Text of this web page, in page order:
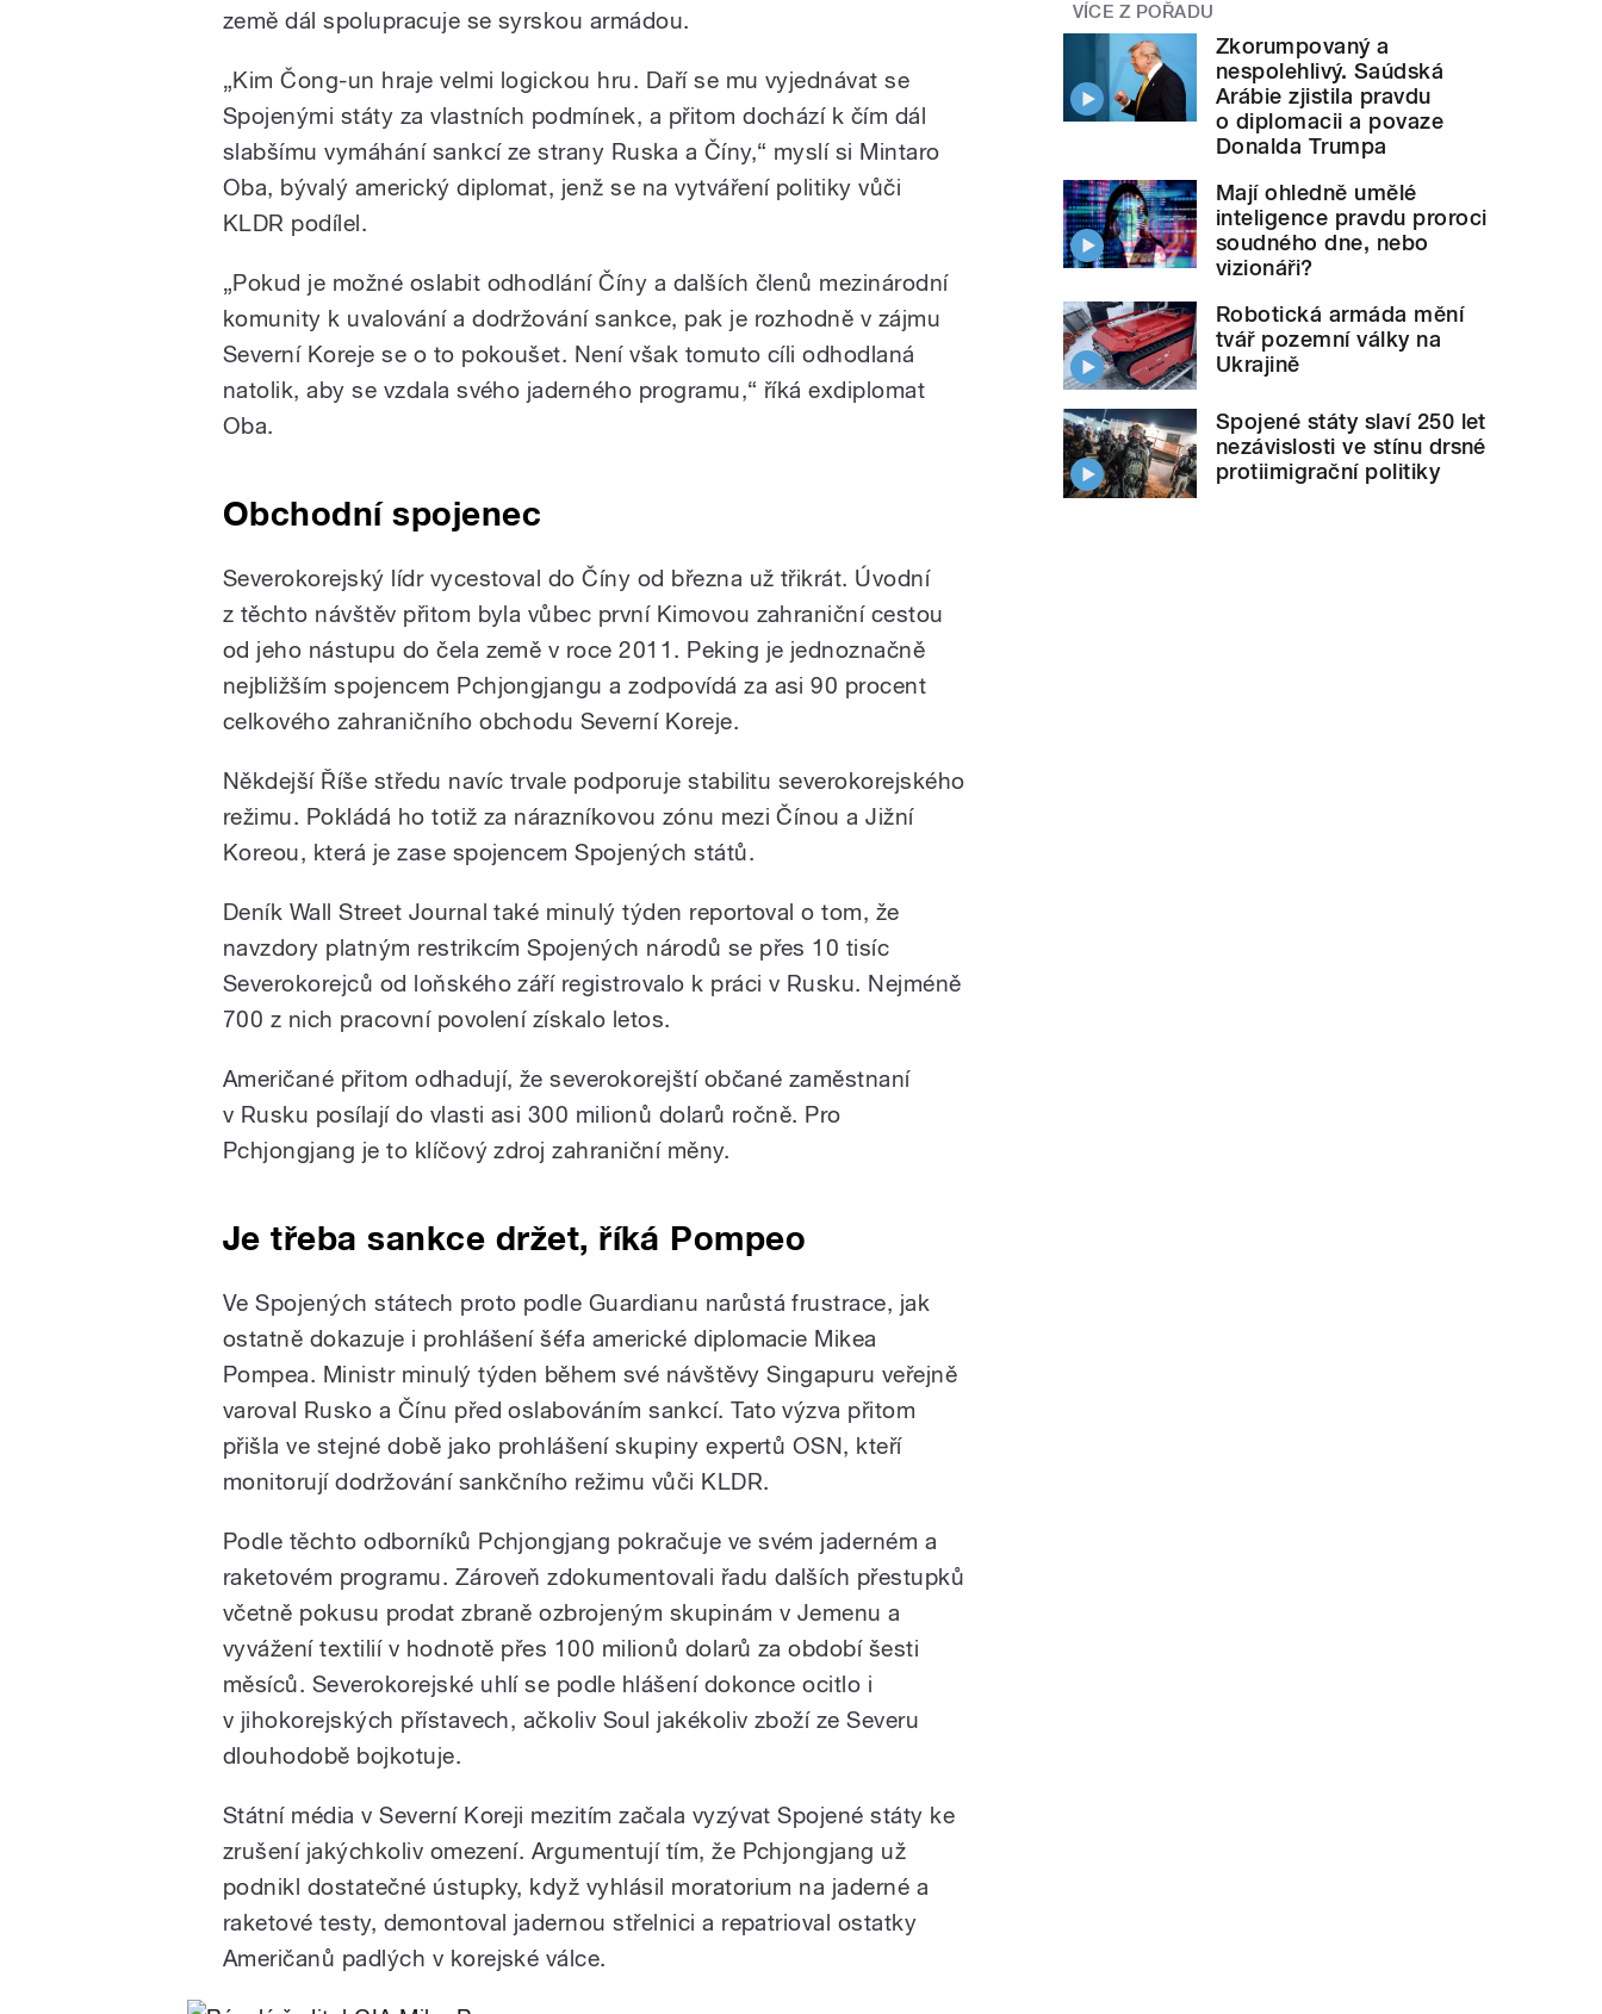
země dál spolupracuje se syrskou armádou.
„Kim Čong-un hraje velmi logickou hru. Daří se mu vyjednávat se
Spojenými státy za vlastních podmínek, a přitom dochází k čím dál
slabšímu vymáhání sankcí ze strany Ruska a Číny,“ myslí si Mintaro
Oba, bývalý americký diplomat, jenž se na vytváření politiky vůči
KLDR podílel.
„Pokud je možné oslabit odhodlání Číny a dalších členů mezinárodní
komunity k uvalování a dodržování sankce, pak je rozhodně v zájmu
Severní Koreje se o to pokoušet. Není však tomuto cíli odhodlaná
natolik, aby se vzdala svého jaderného programu,“ říká exdiplomat
Oba.
Obchodní spojenec
Severokorejský lídr vycestoval do Číny od března už třikrát. Úvodní
z těchto návštěv přitom byla vůbec první Kimovou zahraniční cestou
od jeho nástupu do čela země v roce 2011. Peking je jednoznačně
nejbližším spojencem Pchjongjangu a zodpovídá za asi 90 procent
celkového zahraničního obchodu Severní Koreje.
Někdejší Říše středu navíc trvale podporuje stabilitu severokorejského
režimu. Pokládá ho totiž za nárazníkovou zónu mezi Čínou a Jižní
Koreou, která je zase spojencem Spojených států.
Deník Wall Street Journal také minulý týden reportoval o tom, že
navzdory platným restrikcím Spojených národů se přes 10 tisíc
Severokorejců od loňského září registrovalo k práci v Rusku. Nejméně
700 z nich pracovní povolení získalo letos.
Američané přitom odhadují, že severokorejští občané zaměstnaní
v Rusku posílají do vlasti asi 300 milionů dolarů ročně. Pro
Pchjongjang je to klíčový zdroj zahraniční měny.
Je třeba sankce držet, říká Pompeo
Ve Spojených státech proto podle Guardianu narůstá frustrace, jak
ostatně dokazuje i prohlášení šéfa americké diplomacie Mikea
Pompea. Ministr minulý týden během své návštěvy Singapuru veřejně
varoval Rusko a Čínu před oslabováním sankcí. Tato výzva přitom
přišla ve stejné době jako prohlášení skupiny expertů OSN, kteří
monitorují dodržování sankčního režimu vůči KLDR.
Podle těchto odborníků Pchjongjang pokračuje ve svém jaderném a
raketovém programu. Zároveň zdokumentovali řadu dalších přestupků
včetně pokusu prodat zbraně ozbrojeným skupinám v Jemenu a
vyvážení textilií v hodnotě přes 100 milionů dolarů za období šesti
měsíců. Severokorejské uhlí se podle hlášení dokonce ocitlo i
v jihokorejských přístavech, ačkoliv Soul jakékoliv zboží ze Severu
dlouhodobě bojkotuje.
Státní média v Severní Koreji mezitím začala vyzývat Spojené státy ke
zrušení jakýchkoliv omezení. Argumentují tím, že Pchjongjang už
podnikl dostatečné ústupky, když vyhlásil moratorium na jaderné a
raketové testy, demontoval jadernou střelnici a repatrioval ostatky
Američanů padlých v korejské válce.
VÍCE Z POŘADU
Zkorumpovaný a
nespolehlivý. Saúdská
Arábie zjistila pravdu
o diplomacii a povaze
Donalda Trumpa
Mají ohledně umělé
inteligence pravdu proroci
soudného dne, nebo
vizionáři?
Robotická armáda mění
tvář pozemní války na
Ukrajině
Spojené státy slaví 250 let
nezávislosti ve stínu drsné
protiimigrační politiky